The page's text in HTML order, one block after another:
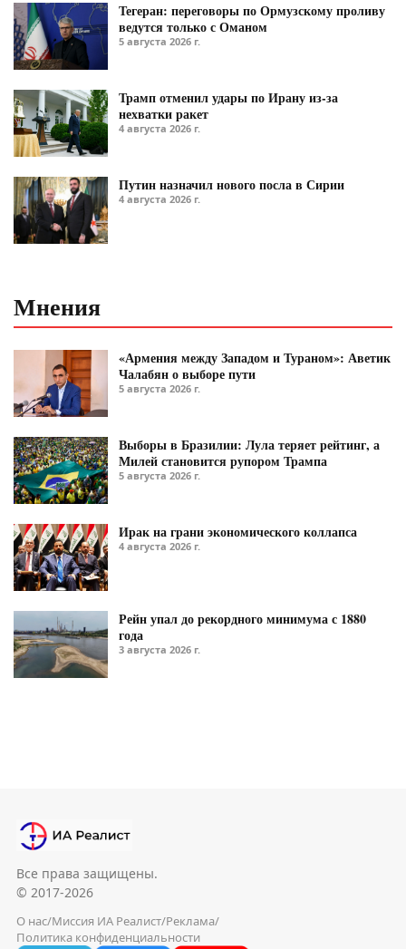
Тегеран: переговоры по Ормузскому проливу
ведутся только с Оманом
5 августа 2026 г.
Трамп отменил удары по Ирану из-за
нехватки ракет
4 августа 2026 г.
Путин назначил нового посла в Сирии
4 августа 2026 г.
Мнения
«Армения между Западом и Тураном»: Аветик
Чалабян о выборе пути
5 августа 2026 г.
Выборы в Бразилии: Лула теряет рейтинг, а
Милей становится рупором Трампа
5 августа 2026 г.
Ирак на грани экономического коллапса
4 августа 2026 г.
Рейн упал до рекордного минимума с 1880
года
3 августа 2026 г.
Все права защищены.
© 2017-2026
О нас/Миссия ИА Реалист/Реклама/
Политика конфиденциальности